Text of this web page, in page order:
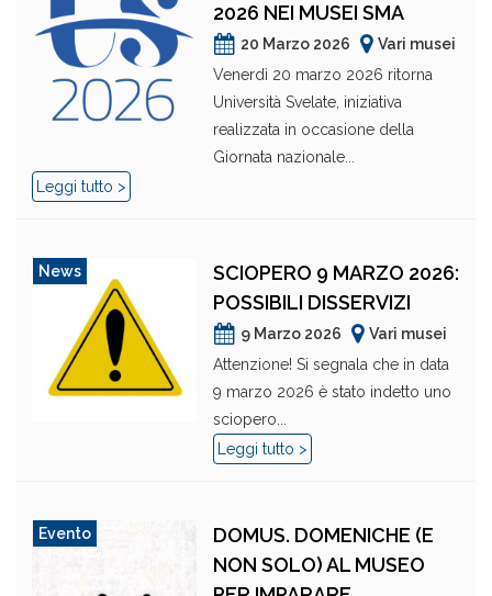
2026 NEI MUSEI SMA
20 Marzo 2026
Vari musei
Venerdì 20 marzo 2026 ritorna
Università Svelate, iniziativa
realizzata in occasione della
Giornata nazionale...
Leggi tutto >
News
SCIOPERO 9 MARZO 2026:
POSSIBILI DISSERVIZI
9 Marzo 2026
Vari musei
Attenzione! Si segnala che in data
9 marzo 2026 è stato indetto uno
sciopero...
Leggi tutto >
Evento
DOMUS. DOMENICHE (E
NON SOLO) AL MUSEO